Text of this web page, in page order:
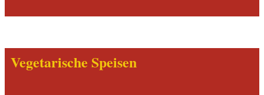
Vegetarische Speisen